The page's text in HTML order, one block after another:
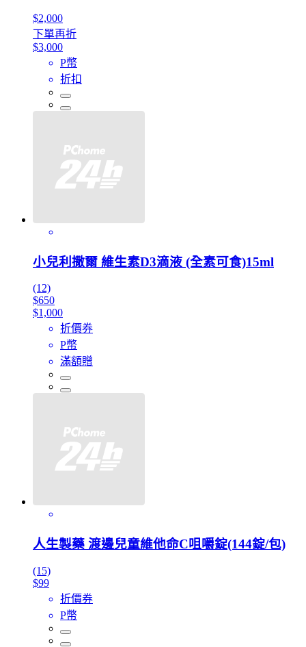
$2,000
下單再折
$3,000
P幣
折扣
小兒利撒爾 維生素D3滴液 (全素可食)15ml
(12)
$650
$1,000
折價券
P幣
滿額贈
人生製藥 渡邊兒童維他命C咀嚼錠(144錠/包)
(15)
$99
折價券
P幣